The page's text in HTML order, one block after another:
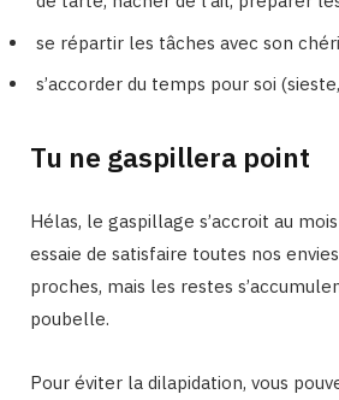
se répartir les tâches avec son
s’accorder du temps pour soi
Tu ne gaspillera point
Hélas, le gaspillage s’accroit au
essaie de satisfaire toutes nos
proches, mais les restes
poubelle.
Pour éviter la dilapidation, vous